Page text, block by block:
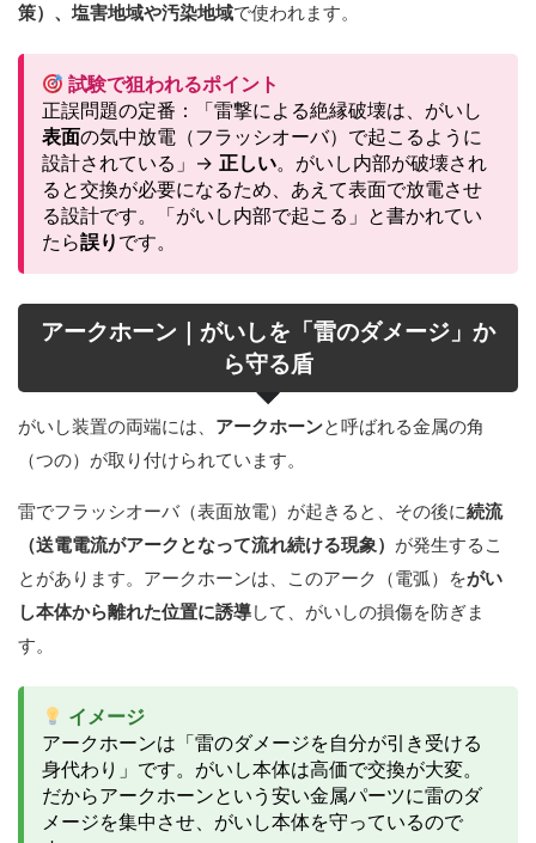
策）、塩害地域や汚染地域で使われます。
試験で狙われるポイント
正誤問題の定番：「雷撃による絶縁破壊は、がいし
表面の気中放電（フラッシオーバ）で起こるように
設計されている」→ 正しい。がいし内部が破壊され
ると交換が必要になるため、あえて表面で放電させ
る設計です。「がいし内部で起こる」と書かれてい
たら誤り です。
アークホーン｜がいしを「雷のダメージ」か
ら守る盾
がいし装置の両端には、 アークホーンと呼ばれる金属の角
（つの）が取り付けられています。
雷でフラッシオーバ（表面放電）が起きると、その後に続流
（送電電流がアークとなって流れ続ける現象） が発生するこ
とがあります。アークホーンは、このアーク（電弧）をがい
し本体から離れた位置に誘導して、がいしの損傷を防ぎま
す。
イメージ
アークホーンは「雷のダメージを自分が引き受ける
身代わり」です。がいし本体は高価で交換が大変。
だからアークホーンという安い金属パーツに雷のダ
メージを集中させ、がいし本体を守っているので